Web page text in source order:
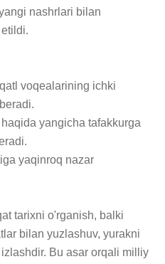
nashrlari bilan
voqealarining ichki
yangicha tafakkurga
yaqinroq nazar
tarixni o'rganish, balki
bilan yuzlashuv, yurakni
Bu asar orqali milliy